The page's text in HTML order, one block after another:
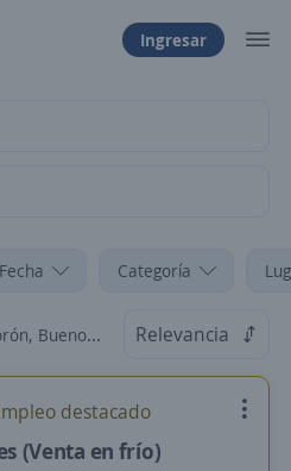
Ingresar
Fecha Categoría
Aires-GBA Relevancia
destacado
(Venta en frío)